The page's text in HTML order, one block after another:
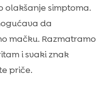
olakšanje simptoma.
da
mačku. Razmatramo
i svaki znak
priče.